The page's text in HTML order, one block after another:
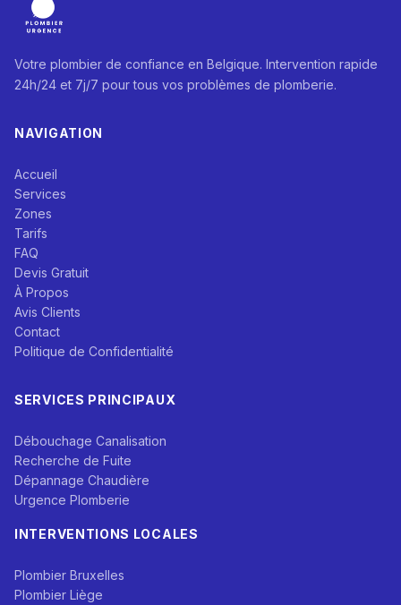
Votre plombier de confiance en Belgique. Intervention rapide
24h/24 et 7j/7 pour tous vos problèmes de plomberie.
NAVIGATION
Accueil
Services
Zones
Tarifs
FAQ
Devis Gratuit
À Propos
Avis Clients
Contact
Politique de Confidentialité
SERVICES PRINCIPAUX
Débouchage Canalisation
Recherche de Fuite
Dépannage Chaudière
Urgence Plomberie
INTERVENTIONS LOCALES
Plombier Bruxelles
Plombier Liège